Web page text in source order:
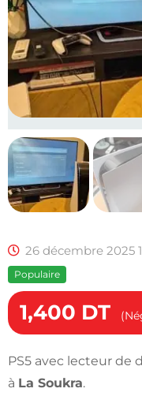
26 décembre 2025
Populaire
1,400 DT
PS5 avec lecteur de
à La Soukra.